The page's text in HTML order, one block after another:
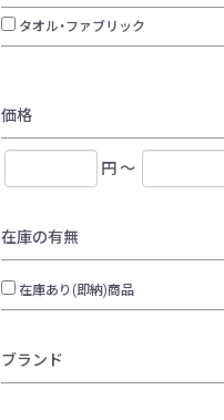
タオル・ファブリック
価格
円 ～
在庫の有無
在庫あり(即納)商品
ブランド